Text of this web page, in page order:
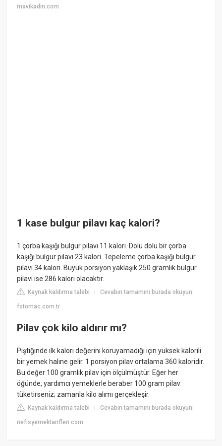
mavikadin.com
1 kase bulgur pilavı kaç kalori?
1 çorba kaşığı bulgur pilavı 11 kalori. Dolu dolu bir çorba
kaşığı bulgur pilavı 23 kalori. Tepeleme çorba kaşığı bulgur
pilavı 34 kalori. Büyük porsiyon yaklaşık 250 gramlık bulgur
pilavı ise 286 kalori olacaktır.
Kaynak kaldırma talebi |Cevabın tamamını burada okuyun:
fotomac.com.tr
Pilav çok kilo aldırır mı?
Piştiğinde ilk kalori değerini koruyamadığı için yüksek kalorili
bir yemek haline gelir. 1 porsiyon pilav ortalama 360 kaloridir.
Bu değer 100 gramlık pilav için ölçülmüştür. Eğer her
öğünde, yardımcı yemeklerle beraber 100 gram pilav
tüketirseniz; zamanla kilo alımı gerçekleşir.
Kaynak kaldırma talebi |Cevabın tamamını burada okuyun:
nefisyemektarifleri.com